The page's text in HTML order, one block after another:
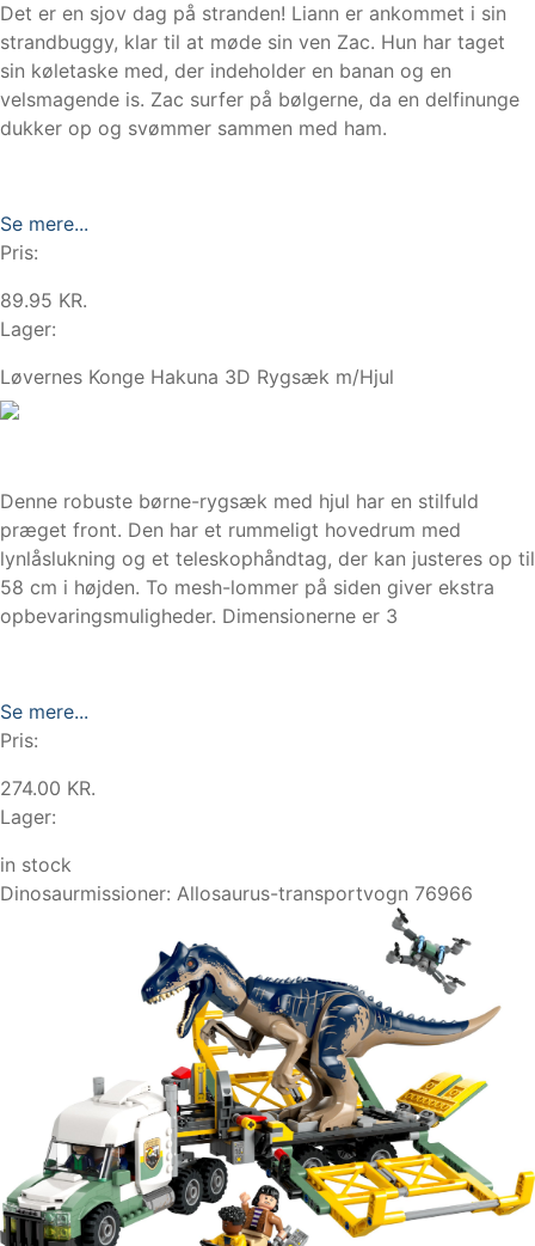
Det er en sjov dag på stranden! Liann er ankommet i sin
strandbuggy, klar til at møde sin ven Zac. Hun har taget
sin køletaske med, der indeholder en banan og en
velsmagende is. Zac surfer på bølgerne, da en delfinunge
dukker op og svømmer sammen med ham.
Se mere...
Pris:
89.95 KR.
Lager:
Løvernes Konge Hakuna 3D Rygsæk m/Hjul
Denne robuste børne-rygsæk med hjul har en stilfuld
præget front. Den har et rummeligt hovedrum med
lynlåslukning og et teleskophåndtag, der kan justeres op til
58 cm i højden. To mesh-lommer på siden giver ekstra
opbevaringsmuligheder. Dimensionerne er 3
Se mere...
Pris:
274.00 KR.
Lager:
in stock
Dinosaurmissioner: Allosaurus-transportvogn 76966